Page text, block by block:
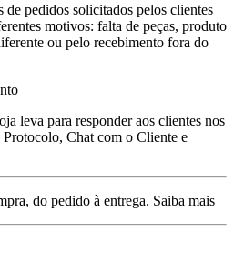
de pedidos solicitados pelos clientes
motivos: falta de peças, produto
ou pelo recebimento fora do
leva para responder aos clientes nos
Protocolo, Chat com o Cliente e
do pedido à entrega. Saiba mais